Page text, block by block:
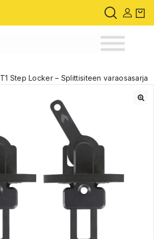
T1 Step Locker – Splittisiteen varaosasarja